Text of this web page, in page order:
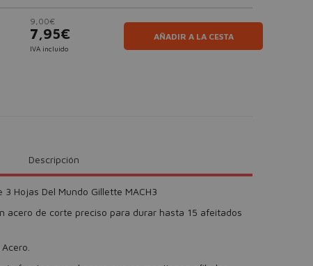
9,00€
7,95€
IVA incluido
AÑADIR A LA CESTA
Descripción
Hojas Del Mundo Gillette MACH3
acero de corte preciso para durar hasta 15 afeitados